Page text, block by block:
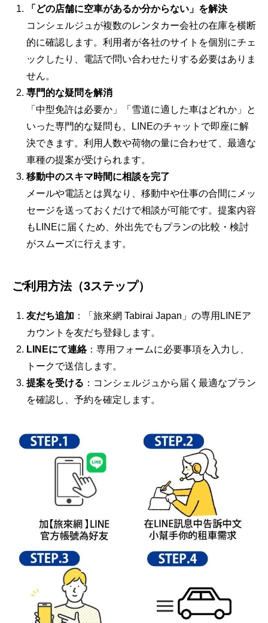
「どの店舗に空車があるか分からない」を解決
コンシェルジュが複数のレンタカー会社の在庫を横断
的に確認します。利用者が各社のサイトを個別にチェ
ックしたり、電話で問い合わせたりする必要はありま
せん。
専門的な疑問を解消
「中型免許は必要か」「雪道に適した車はどれか」と
いった専門的な疑問も、LINEのチャットで即座に解
決できます。利用人数や荷物の量に合わせて、最適な
車種の提案が受けられます。
移動中のスキマ時間に相談を完了
メールや電話とは異なり、移動中や仕事の合間にメッ
セージを送っておくだけで相談が可能です。提案内容
もLINEに届くため、外出先でもプランの比較・検討
がスムーズに行えます。
ご利用方法（3ステップ）
友だち追加 ：「旅來網 Tabirai Japan」の専用LINEア
カウントを友だち登録します。
LINEにて連絡：専用フォームに必要事項を入力し、
トークで送信します。
提案を受ける ：コンシェルジュから届く最適なプラン
を確認し、予約を確定します。